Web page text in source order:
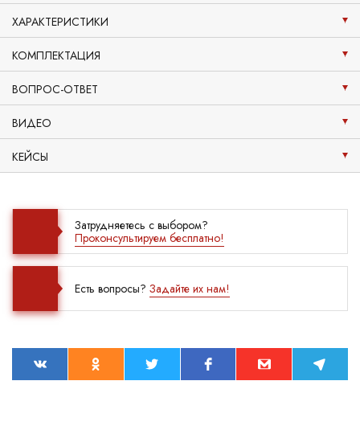
ХАРАКТЕРИСТИКИ
КОМПЛЕКТАЦИЯ
ВОПРОС-ОТВЕТ
ВИДЕО
КЕЙСЫ
Затрудняетесь с выбором?
Проконсультируем бесплатно!
Есть вопросы? Задайте их нам!